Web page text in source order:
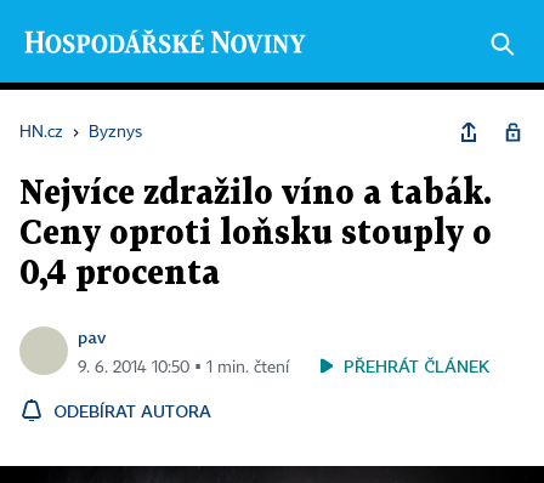
HN.cz › Byznys
Nejvíce zdražilo víno a tabák.
Ceny oproti loňsku stouply o
0,4 procenta
pav
9. 6. 2014 10:50 ▪ 1 min. čtení PŘEHRÁT ČLÁNEK
ODEBÍRAT AUTORA